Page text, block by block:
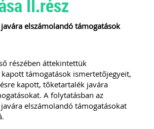
lépésről lépésre – e-book
2022
(VIII. 9.) 3. § alapján a 2022. augusztus
31-én a kisadózó vállalkozások tételes
adóját alkalmazó közkereseti társaság,
betéti társaság, egyéni cég, ügyvédi
irodaNEM kötelesa számvitelről szóló
2000. évi C. törvény 2/A. § (4)
nyitó mérlegét
II.rész
elszámolandó támogatások
részében áttekintettük
támogatások ismertetőjegyeit,
kapott, tőketartalék javára
A folytatásban az
elszámolandó támogatásokat